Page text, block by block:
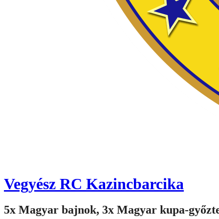
Vegyész RC Kazincbarcika
5x Magyar bajnok, 3x Magyar kupa-